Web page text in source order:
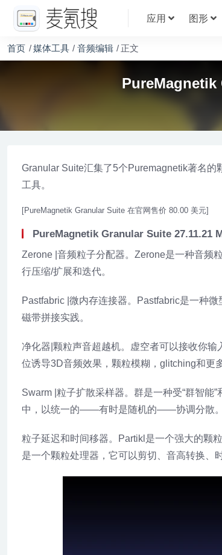
应用 图形
首页 媒体工具 音频编辑 正文
PureMagnetik
Granular Suite汇集了5个Puremagnetik著名
工具。
[PureMagnetik Granular Suite 在官网售价 80.00 美元]
PureMagnetik Granular Suite 27.11.21
Zerone |音频粒子分配器。Zerone是一种音频
行压缩/扩展和迭代。
Pastfabric |微内存连接器。Pastfabric是一种
磁带拼接实践。
净化器|颗粒声音超越机。虚空者可以接收你
位诱导3D音频效果，颗粒模糊，glitching和更多
Swarm |粒子扩散采样器。群是一种受“群智能
中，以统一的——有时是随机的——协调分散。
粒子延迟和时间移器。Partikl是一个强大的颗
是一个颗粒处理器，它可以剪切、音高转换、